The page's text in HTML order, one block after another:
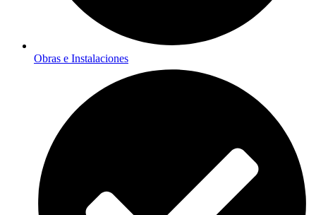
Obras e Instalaciones